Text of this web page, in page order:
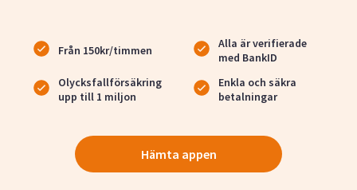
Från 150kr/timmen
Alla är verifierade
med BankID
Olycksfallförsäkring
upp till 1 miljon
Enkla och säkra
betalningar
Hämta appen